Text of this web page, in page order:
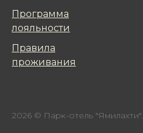
Программа
лояльнoсти
Правила
проживания
2026 © Парк-отель "Ямилахти".